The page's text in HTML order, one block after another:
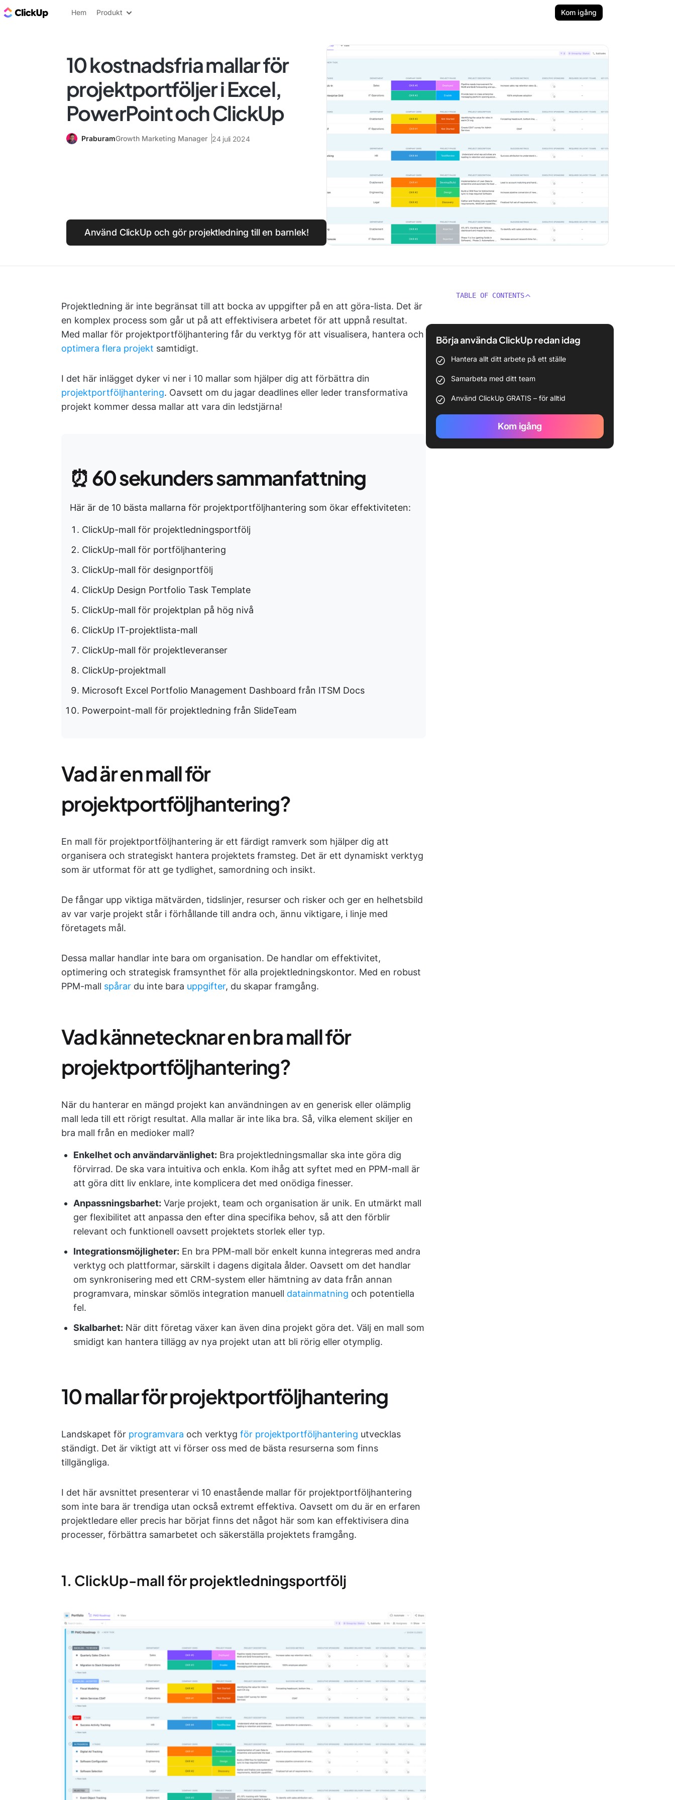
ClickUp-bloggen
Hem Produkt Kom igång
10 kostnadsfria mallar för
projektportföljer i Excel,
PowerPoint och ClickUp
PraburamGrowth Marketing Manager 24 juli 2024
Använd ClickUp och gör projektledning till en barnlek!
Projektledning är inte begränsat till att bocka av uppgifter på en att göra-lista. Det är
en komplex process som går ut på att effektivisera arbetet för att uppnå resultat.
Med mallar för projektportföljhantering får du verktyg för att visualisera, hantera och
optimera flera projekt samtidigt.
I det här inlägget dyker vi ner i 10 mallar som hjälper dig att förbättra din
projektportföljhantering. Oavsett om du jagar deadlines eller leder transformativa
projekt kommer dessa mallar att vara din ledstjärna!
⏰60 sekunders sammanfattning
Här är de 10 bästa mallarna för projektportföljhantering som ökar effektiviteten:
ClickUp-mall för projektledningsportfölj
ClickUp-mall för portföljhantering
ClickUp-mall för designportfölj
ClickUp Design Portfolio Task Template
ClickUp-mall för projektplan på hög nivå
ClickUp IT-projektlista-mall
ClickUp-mall för projektleveranser
ClickUp-projektmall
Microsoft Excel Portfolio Management Dashboard från ITSM Docs
Powerpoint-mall för projektledning från SlideTeam
Vad är en mall för
projektportföljhantering?
En mall för projektportföljhantering är ett färdigt ramverk som hjälper dig att
organisera och strategiskt hantera projektets framsteg. Det är ett dynamiskt verktyg
som är utformat för att ge tydlighet, samordning och insikt.
De fångar upp viktiga mätvärden, tidslinjer, resurser och risker och ger en helhetsbild
av var varje projekt står i förhållande till andra och, ännu viktigare, i linje med
företagets mål.
Dessa mallar handlar inte bara om organisation. De handlar om effektivitet,
optimering och strategisk framsynthet för alla projektledningskontor. Med en robust
PPM-mall spårar du inte bara uppgifter, du skapar framgång.
Vad kännetecknar en bra mall för
projektportföljhantering?
När du hanterar en mängd projekt kan användningen av en generisk eller olämplig
mall leda till ett rörigt resultat. Alla mallar är inte lika bra. Så, vilka element skiljer en
bra mall från en medioker mall?
Enkelhet och användarvänlighet: Bra projektledningsmallar ska inte göra dig
förvirrad. De ska vara intuitiva och enkla. Kom ihåg att syftet med en PPM-mall är
att göra ditt liv enklare, inte komplicera det med onödiga finesser.
Anpassningsbarhet: Varje projekt, team och organisation är unik. En utmärkt mall
ger flexibilitet att anpassa den efter dina specifika behov, så att den förblir
relevant och funktionell oavsett projektets storlek eller typ.
Integrationsmöjligheter: En bra PPM-mall bör enkelt kunna integreras med andra
verktyg och plattformar, särskilt i dagens digitala ålder. Oavsett om det handlar
om synkronisering med ett CRM-system eller hämtning av data från annan
programvara, minskar sömlös integration manuell datainmatning och potentiella
fel.
Skalbarhet: När ditt företag växer kan även dina projekt göra det. Välj en mall som
smidigt kan hantera tillägg av nya projekt utan att bli rörig eller otymplig.
10 mallar för projektportföljhantering
Landskapet för programvara och verktyg för projektportföljhantering utvecklas
ständigt. Det är viktigt att vi förser oss med de bästa resurserna som finns
tillgängliga.
I det här avsnittet presenterar vi 10 enastående mallar för projektportföljhantering
som inte bara är trendiga utan också extremt effektiva. Oavsett om du är en erfaren
projektledare eller precis har börjat finns det något här som kan effektivisera dina
processer, förbättra samarbetet och säkerställa projektets framgång.
1. ClickUp-mall för projektledningsportfölj
TABLE OF CONTENTS
Börja använda ClickUp redan idag
Hantera allt ditt arbete på ett ställe
Samarbeta med ditt team
Använd ClickUp GRATIS – för alltid
Kom igång